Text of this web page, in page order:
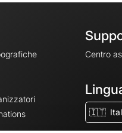
Centro
🇮🇹